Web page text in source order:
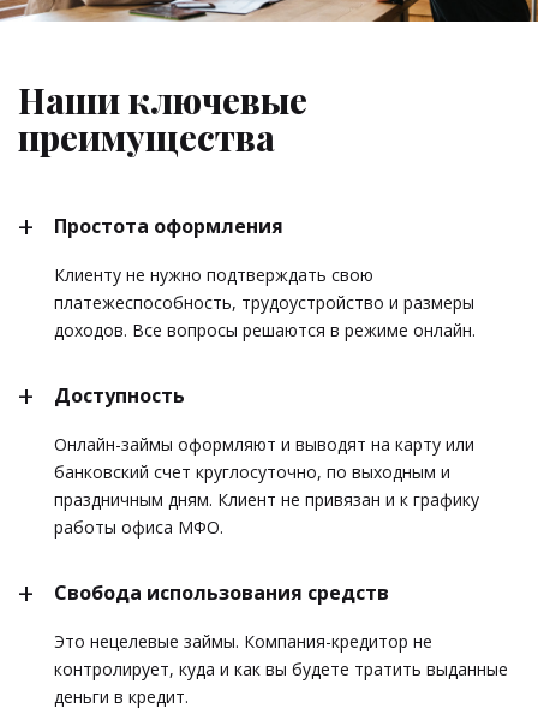
Наши ключевые
преимущества
Простота оформления
Клиенту не нужно подтверждать свою
платежеспособность, трудоустройство и размеры
доходов. Все вопросы решаются в режиме онлайн.
Доступность
Онлайн-займы оформляют и выводят на карту или
банковский счет круглосуточно, по выходным и
праздничным дням. Клиент не привязан и к графику
работы офиса МФО.
Свобода использования средств
Это нецелевые займы. Компания-кредитор не
контролирует, куда и как вы будете тратить выданные
деньги в кредит.